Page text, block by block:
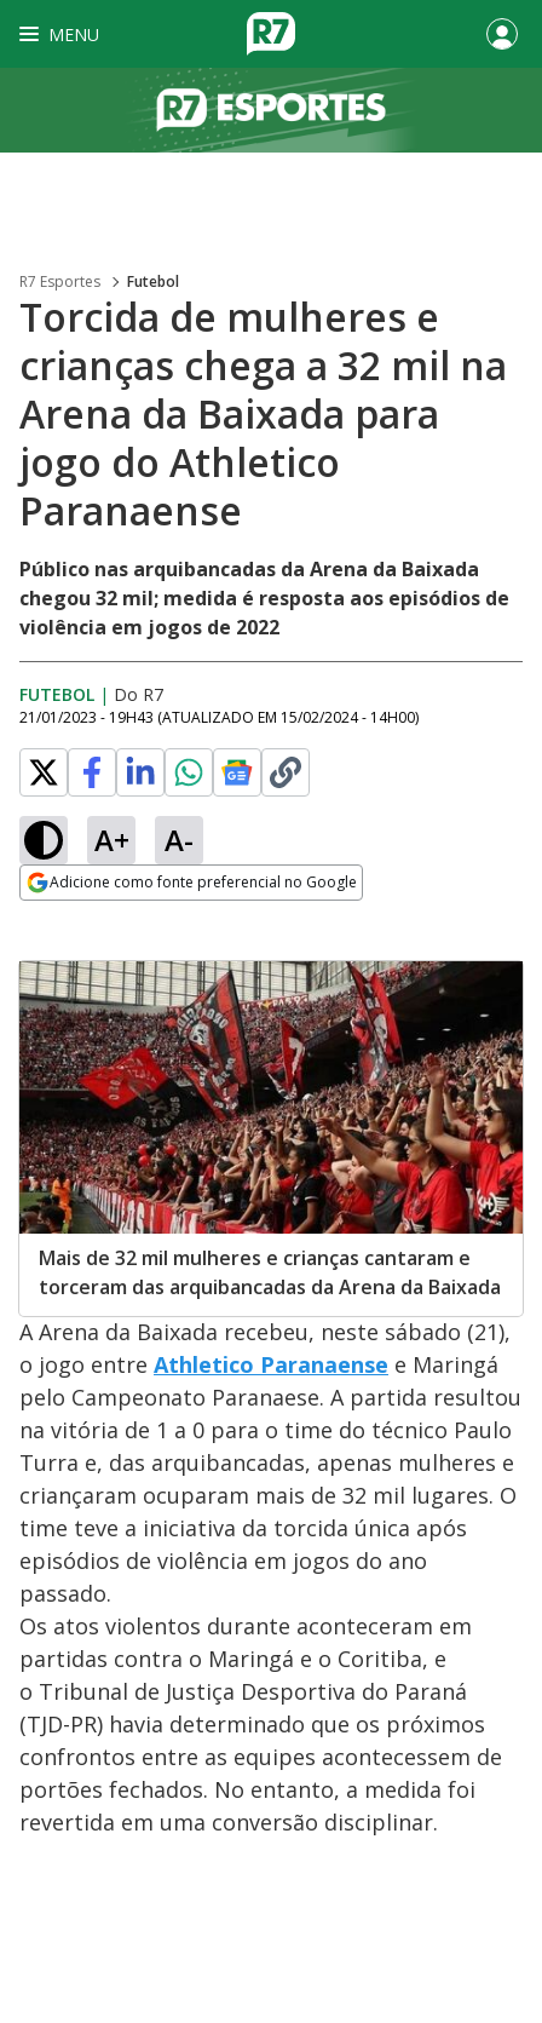
MENU
R7 Esportes Futebol
Torcida de mulheres e
crianças chega a 32 mil na
Arena da Baixada para
jogo do Athletico
Paranaense
Público nas arquibancadas da Arena da Baixada
chegou 32 mil; medida é resposta aos episódios de
violência em jogos de 2022
FUTEBOL | Do R7
21/01/2023 - 19H43 (ATUALIZADO EM 15/02/2024 - 14H00)
A+ A-
Adicione como fonte preferencial no Google
Mais de 32 mil mulheres e crianças cantaram e
torceram das arquibancadas da Arena da Baixada
A Arena da Baixada recebeu, neste sábado (21),
o jogo entre Athletico Paranaense e Maringá
pelo Campeonato Paranaese. A partida resultou
na vitória de 1 a 0 para o time do técnico Paulo
Turra e, das arquibancadas, apenas mulheres e
criançaram ocuparam mais de 32 mil lugares. O
time teve a iniciativa da torcida única após
episódios de violência em jogos do ano
passado.
Os atos violentos durante aconteceram em
partidas contra o Maringá e o Coritiba, e
o Tribunal de Justiça Desportiva do Paraná
(TJD-PR) havia determinado que os próximos
confrontos entre as equipes acontecessem de
portões fechados. No entanto, a medida foi
revertida em uma conversão disciplinar.